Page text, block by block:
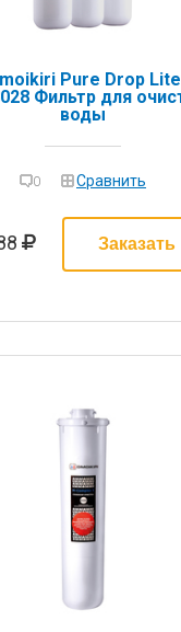
Pure Drop Lite
Фильтр для
воды
0 Сравнить